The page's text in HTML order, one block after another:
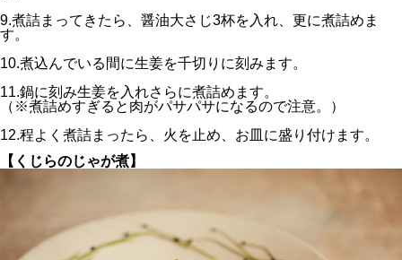
9.煮詰まってきたら、醤油大さじ3杯を入れ、更に煮詰めま
す。
10.煮込んでいる間に生姜を千切りに刻みます。
11.鍋に刻み生姜を入れさらに煮詰めます。
（※煮詰めすぎると肉がパサパサになるので注意。）
12.程よく煮詰まったら、火を止め、お皿に盛り付けます。
【くじらのじゃが煮】